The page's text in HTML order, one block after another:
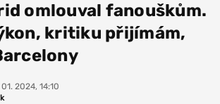
omlouval fanouškům.
kritiku přijímám,
01. 2024, 14:10